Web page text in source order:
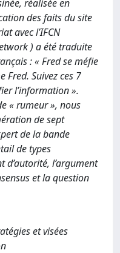
réalisée en
des faits du site
avec l’IFCN
) a été traduite
: « Fred se méfie
Fred. Suivez ces 7
l’information ».
« rumeur », nous
de sept
de la bande
de types
d’autorité, l’argument
et la question
et visées